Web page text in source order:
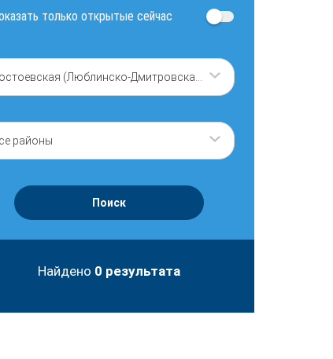
только открытые сейчас
Достоевская (Люблинско-Дмитровская линия)
районы
Поиск
Найдено 0 результата